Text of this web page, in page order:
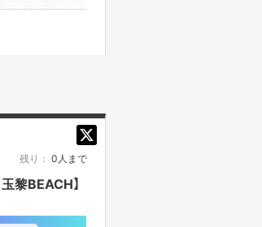
残り： 0人まで
黎BEACH】